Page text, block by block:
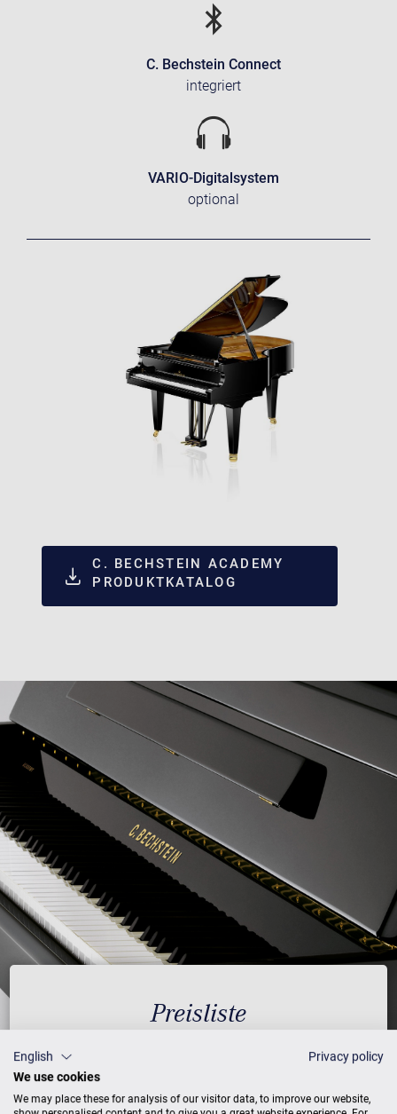
C. Bechstein Connect
integriert
VARIO-Digitalsystem
optional
C. BECHSTEIN ACADEMY
PRODUKTKATALOG
Preisliste
AUSFÜHRUNG PREISE
English
Privacy policy
We use cookies
We may place these for analysis of our visitor data, to improve our website,